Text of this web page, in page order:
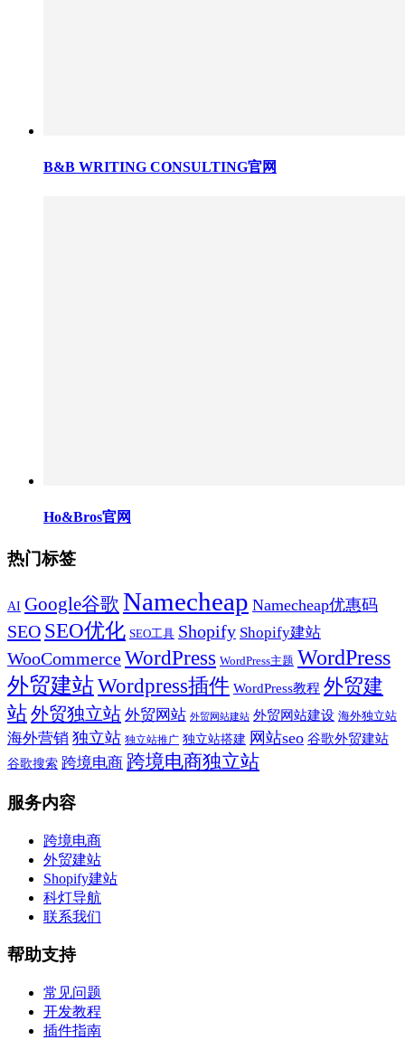
B&B WRITING CONSULTING官网
Ho&Bros官网
热门标签
AI Google谷歌 Namecheap Namecheap优惠码
SEO SEO优化 SEO工具 Shopify Shopify建站
WooCommerceWordPress WordPress主题 WordPress
外贸建站Wordpress插件 WordPress教程 外贸建
站外贸独立站 外贸网站 外贸网站建站 外贸网站建设 海外独立站
海外营销 独立站 独立站推广 独立站搭建 网站seo 谷歌外贸建站
谷歌搜索 跨境电商 跨境电商独立站
服务内容
跨境电商
外贸建站
Shopify建站
科灯导航
联系我们
帮助支持
常见问题
开发教程
插件指南